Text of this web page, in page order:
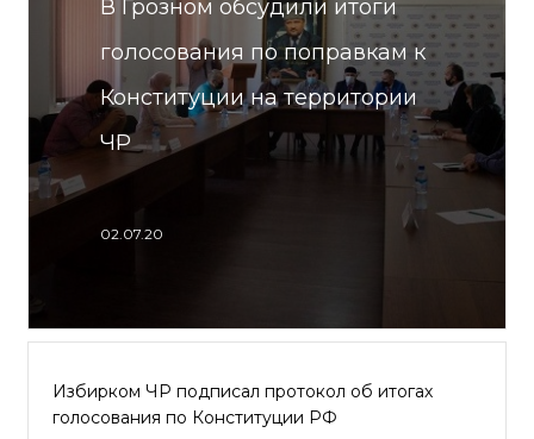
В Грозном обсудили итоги
голосования по поправкам к
Конституции на территории
ЧР
02.07.20
Избирком ЧР подписал протокол об итогах
голосования по Конституции РФ